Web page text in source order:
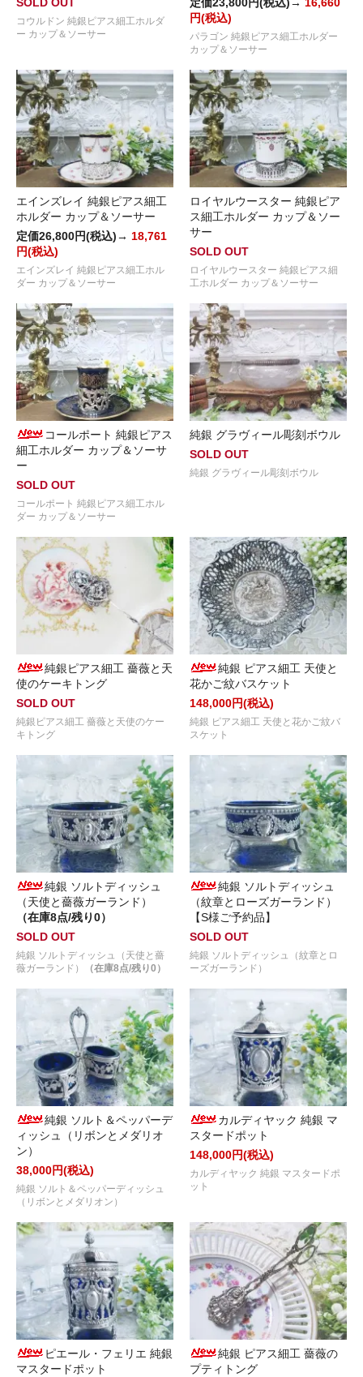
SOLD OUT
コウルドン 純銀ピアス細工ホルダ
ー カップ＆ソーサー
定価23,800円(税込)→ 16,660
円(税込)
パラゴン 純銀ピアス細工ホルダー
カップ＆ソーサー
エインズレイ 純銀ピアス細工
ホルダー カップ＆ソーサー
定価26,800円(税込)→ 18,761
円(税込)
エインズレイ 純銀ピアス細工ホル
ダー カップ＆ソーサー
ロイヤルウースター 純銀ピア
ス細工ホルダー カップ＆ソー
サー
SOLD OUT
ロイヤルウースター 純銀ピアス細
工ホルダー カップ＆ソーサー
コールポート 純銀ピアス
細工ホルダー カップ＆ソーサ
ー
SOLD OUT
コールポート 純銀ピアス細工ホル
ダー カップ＆ソーサー
純銀 グラヴィール彫刻ボウル
SOLD OUT
純銀 グラヴィール彫刻ボウル
純銀ピアス細工 薔薇と天
使のケーキトング
SOLD OUT
純銀ピアス細工 薔薇と天使のケー
キトング
純銀 ピアス細工 天使と
花かご紋バスケット
148,000円(税込)
純銀 ピアス細工 天使と花かご紋バ
スケット
純銀 ソルトディッシュ
（天使と薔薇ガーランド）
（在庫8点/残り0）
SOLD OUT
純銀 ソルトディッシュ（天使と薔
薇ガーランド）
（在庫8点/残り0）
純銀 ソルトディッシュ
（紋章とローズガーランド）
【S様ご予約品】
SOLD OUT
純銀 ソルトディッシュ（紋章とロ
ーズガーランド）
純銀 ソルト＆ペッパーデ
ィッシュ（リボンとメダリオ
ン）
38,000円(税込)
純銀 ソルト＆ペッパーディッシュ
（リボンとメダリオン）
カルディヤック 純銀 マ
スタードポット
148,000円(税込)
カルディヤック 純銀 マスタードポ
ット
ピエール・フェリエ 純銀
マスタードポット
純銀 ピアス細工 薔薇の
プティトング